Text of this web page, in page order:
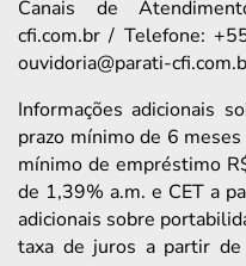
Canais de
cfi.com.br / Telefone:
ouvidoria@parati-
Informações adicionais
prazo mínimo de 6
mínimo de empréstimo
de 1,39% a.m. e CET a
adicionais sobre
taxa de juros a partir